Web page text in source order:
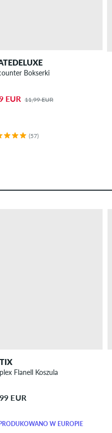
Bokserki
EUR 11,99 EUR
(57)
Flanell Koszula
EUR
W EUROPIE